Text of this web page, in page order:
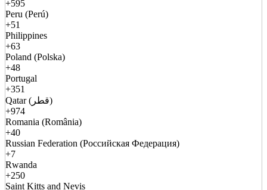
+595
Peru (Perú)
+51
Philippines
+63
Poland (Polska)
+48
Portugal
+351
Qatar (قطر)
+974
Romania (România)
+40
Russian Federation (Российская Федерация)
+7
Rwanda
+250
Saint Kitts and Nevis